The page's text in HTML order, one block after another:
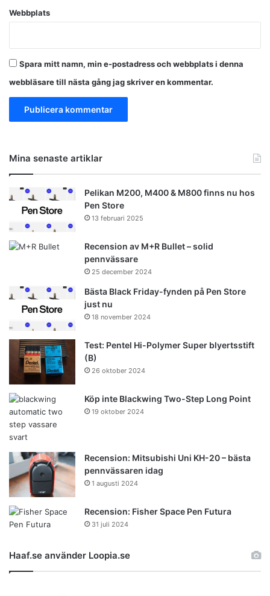
Webbplats
Spara mitt namn, min e-postadress och webbplats i denna
webbläsare till nästa gång jag skriver en kommentar.
Mina senaste artiklar
Pelikan M200, M400 & M800 finns nu hos
Pen Store
13 februari 2025
Recension av M+R Bullet – solid
pennvässare
25 december 2024
Bästa Black Friday-fynden på Pen Store
just nu
18 november 2024
Test: Pentel Hi-Polymer Super blyertsstift
(B)
26 oktober 2024
Köp inte Blackwing Two-Step Long Point
19 oktober 2024
Recension: Mitsubishi Uni KH-20 – bästa
pennvässaren idag
1 augusti 2024
Recension: Fisher Space Pen Futura
31 juli 2024
Haaf.se använder Loopia.se